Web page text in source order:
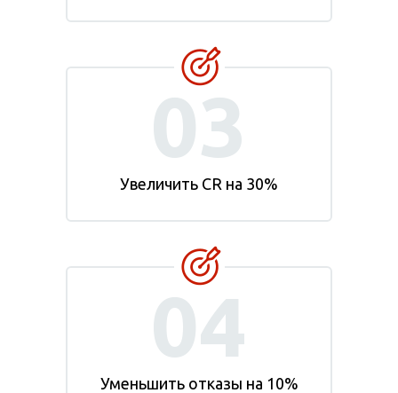
03
Увеличить CR на 30%
04
Уменьшить отказы на 10%